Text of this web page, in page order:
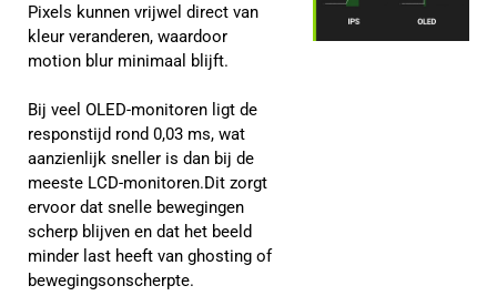
Pixels kunnen vrijwel direct van
kleur veranderen, waardoor
motion blur minimaal blijft.
Bij veel OLED-monitoren ligt de
responstijd rond 0,03 ms, wat
aanzienlijk sneller is dan bij de
meeste LCD-monitoren.Dit zorgt
ervoor dat snelle bewegingen
scherp blijven en dat het beeld
minder last heeft van ghosting of
bewegingsonscherpte.